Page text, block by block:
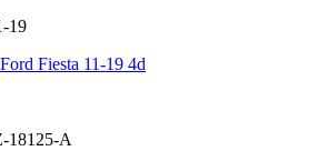
19
Fiesta 11-19 4d
18125-A